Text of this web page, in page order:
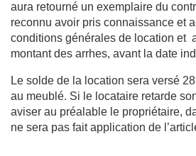
aura retourné un exemplaire du
reconnu avoir pris connaissance et
conditions générales de location et
montant des arrhes, avant la date
Le solde de la location sera versé
au meublé. Si le locataire retarde
aviser au préalable le propriétaire,
ne sera pas fait application de